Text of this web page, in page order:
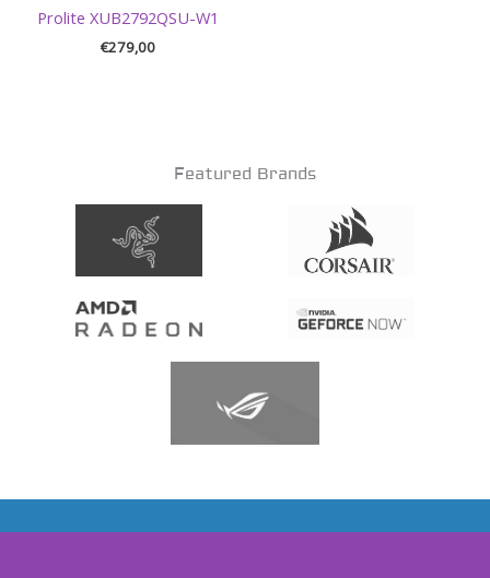
Prolite XUB2792QSU-W1
€279,00
Featured Brands